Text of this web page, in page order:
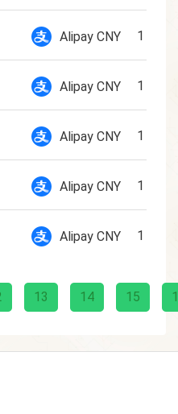
Alipay CNY 1 XRP
Alipay CNY 1 XMR
Alipay CNY 1 RVN
Alipay CNY 1 LTC
Alipay CNY 1 AVAX
13 14 15